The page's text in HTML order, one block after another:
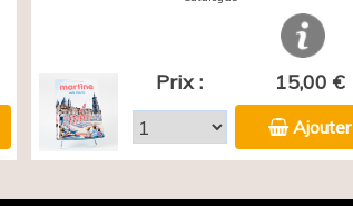
Prix : 15,00 €
Ajouter